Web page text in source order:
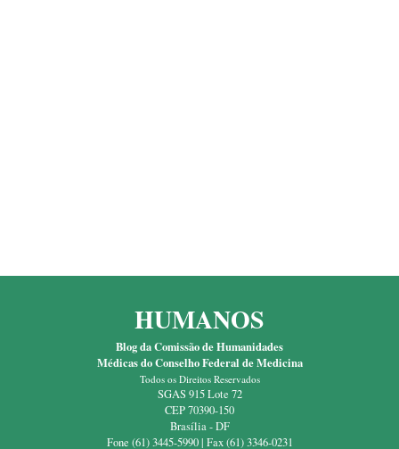
HUMANOS
Blog da Comissão de Humanidades
Médicas do Conselho Federal de Medicina
Todos os Direitos Reservados
SGAS 915 Lote 72
CEP 70390-150
Brasília - DF
Fone (61) 3445-5990 | Fax (61) 3346-0231